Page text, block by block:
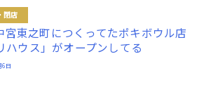
閉店
宮東之町につくってたポキボウル店
ハウス」がオープンしてる
6日